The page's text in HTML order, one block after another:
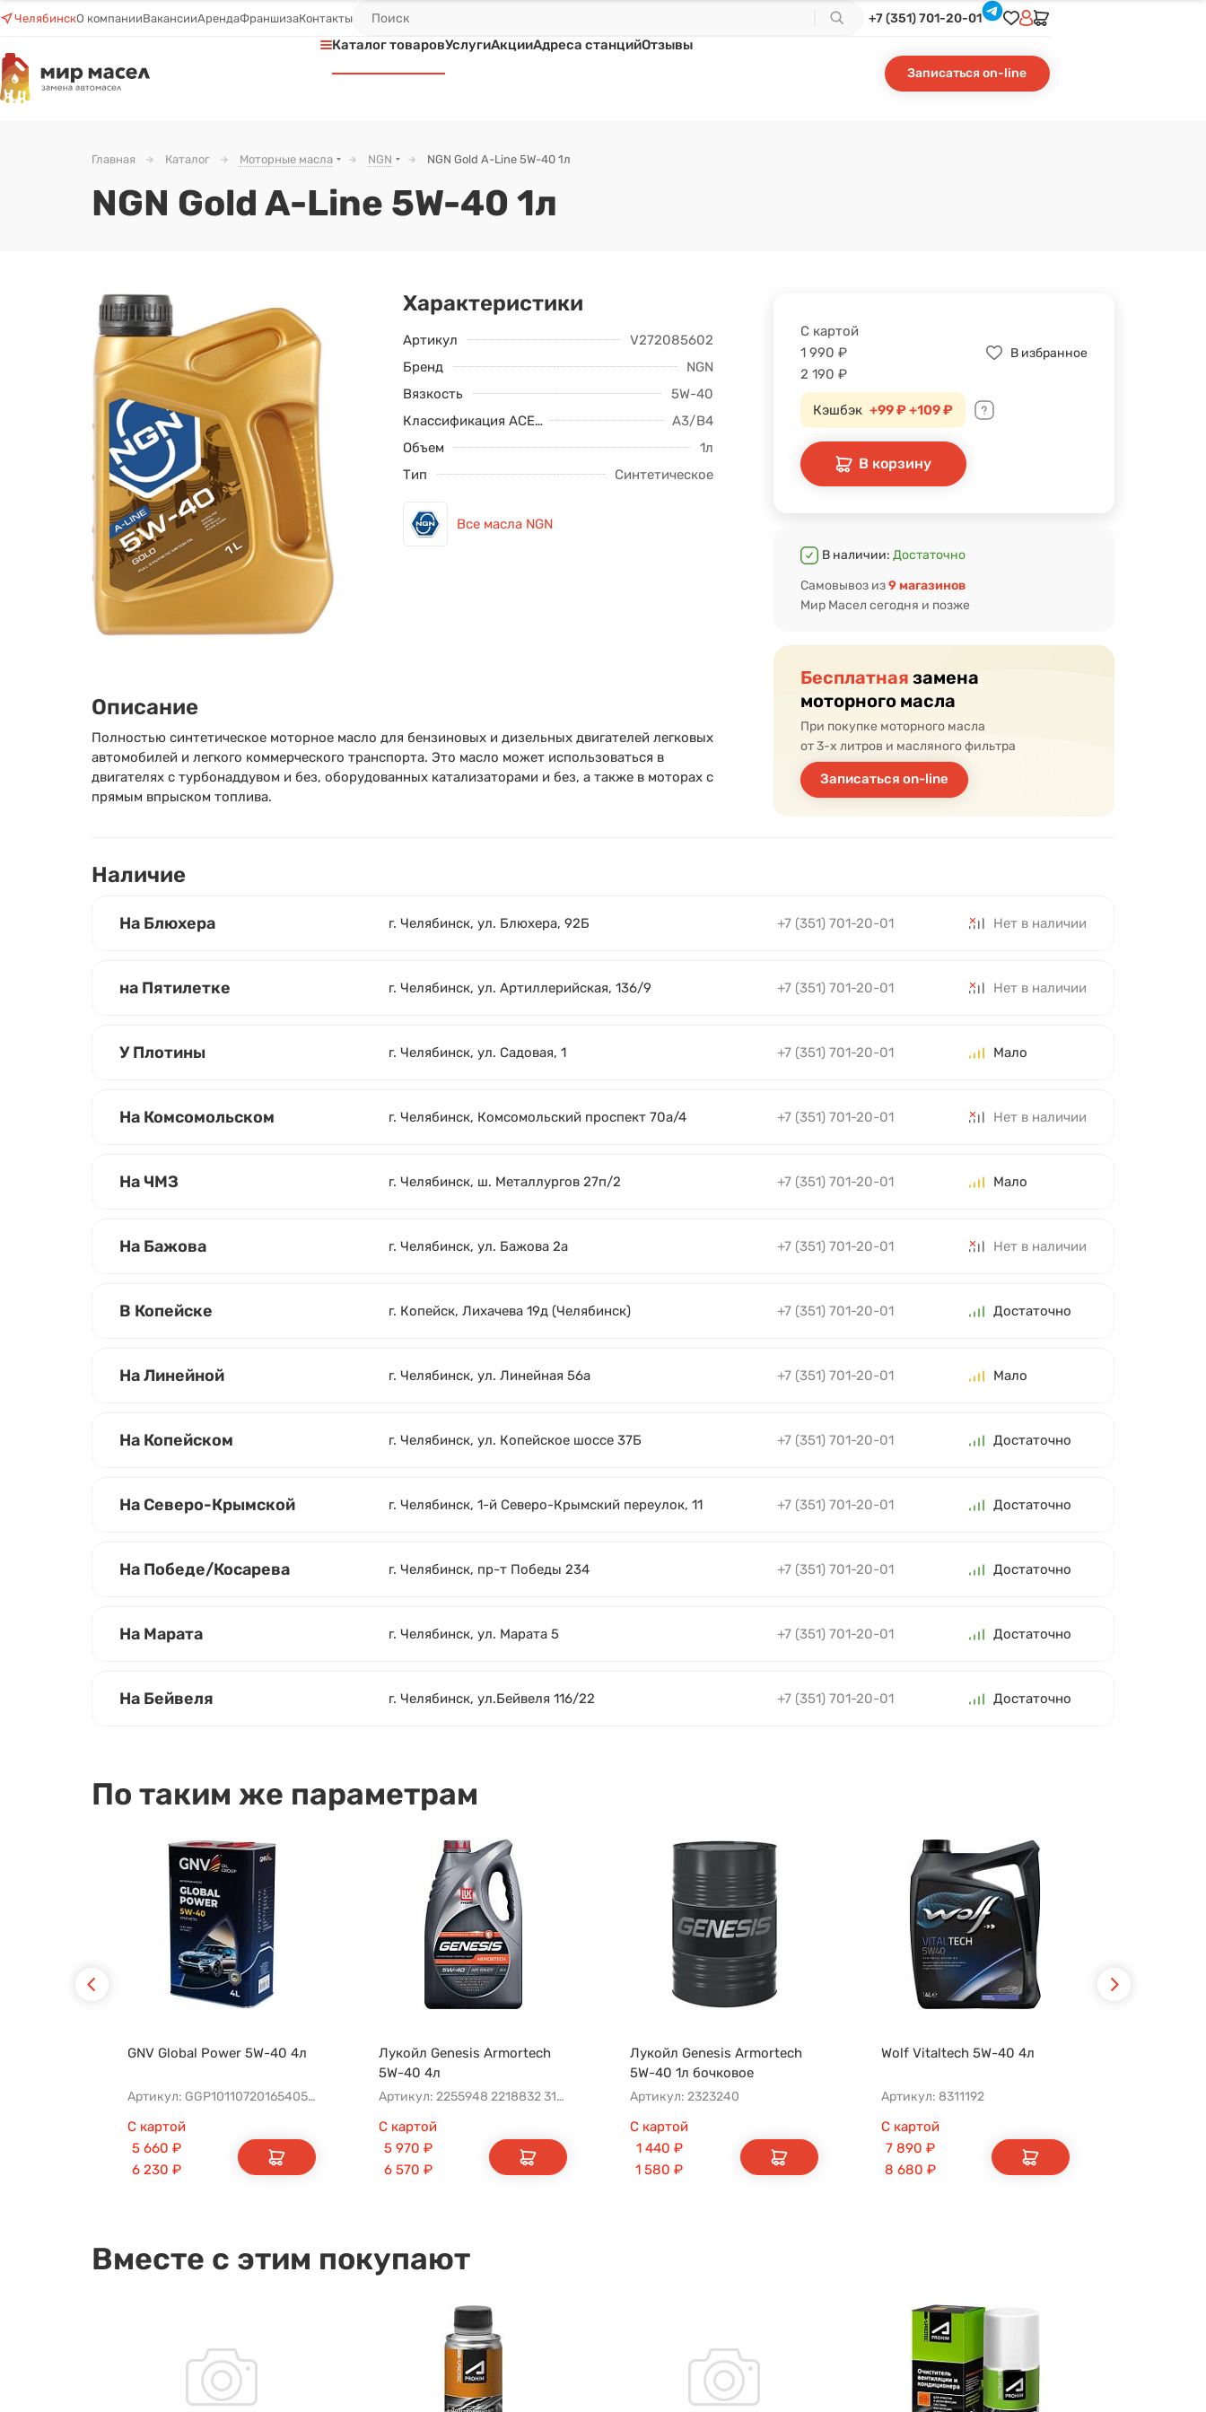
ЧелябинскО компанииВакансииАрендаФраншизаКонтакты +7 (351) 701-20-01
Каталог товаровУслугиАкцииАдреса станцийОтзывы
Записаться on-line
Главная Каталог Моторные масла NGN NGN Gold A-Line 5W-40 1л
NGN Gold A-Line 5W-40 1л
Характеристики
Артикул
V272085602
Бренд
NGN
Вязкость
5W-40
Классификация ACEA
A3/B4
Объем
1л
Тип
Синтетическое
Все масла NGN
Описание
Полностью синтетическое моторное масло для бензиновых и дизельных двигателей легковых
автомобилей и легкого коммерческого транспорта. Это масло может использоваться в
двигателях с турбонаддувом и без, оборудованных катализаторами и без, а также в моторах с
прямым впрыском топлива.
С картой
1 990 ₽
2 190 ₽
В избранное
Кэшбэк +99 ₽+109 ₽
В корзину
В наличии: Достаточно
Самовывоз из9 магазинов
Мир Масел сегодня и позже
Бесплатная замена
моторного масла
При покупке моторного масла
от 3-х литров и масляного фильтра
Записаться on-line
Наличие
На Блюхера г. Челябинск, ул. Блюхера, 92Б +7 (351) 701-20-01 Нет в наличии
на Пятилетке г. Челябинск, ул. Артиллерийская, 136/9 +7 (351) 701-20-01 Нет в наличии
У Плотины г. Челябинск, ул. Садовая, 1 +7 (351) 701-20-01 Мало
На Комсомольском г. Челябинск, Комсомольский проспект 70а/4 +7 (351) 701-20-01 Нет в наличии
На ЧМЗ г. Челябинск, ш. Металлургов 27п/2 +7 (351) 701-20-01 Мало
На Бажова г. Челябинск, ул. Бажова 2а +7 (351) 701-20-01 Нет в наличии
В Копейске г. Копейск, Лихачева 19д (Челябинск) +7 (351) 701-20-01 Достаточно
На Линейной г. Челябинск, ул. Линейная 56а +7 (351) 701-20-01 Мало
На Копейском г. Челябинск, ул. Копейское шоссе 37Б +7 (351) 701-20-01 Достаточно
На Северо-Крымской г. Челябинск, 1-й Северо-Крымский переулок, 11 +7 (351) 701-20-01 Достаточно
На Победе/Косарева г. Челябинск, пр-т Победы 234 +7 (351) 701-20-01 Достаточно
На Марата г. Челябинск, ул. Марата 5 +7 (351) 701-20-01 Достаточно
На Бейвеля г. Челябинск, ул.Бейвеля 116/22 +7 (351) 701-20-01 Достаточно
По таким же параметрам
GNV Global Power 5W-40 4л
Артикул: GGP1011072016540540004
С картой
5 660 ₽
6 230 ₽
Лукойл Genesis Armortech
5W-40 4л
Артикул: 2255948 2218832 3148675
С картой
5 970 ₽
6 570 ₽
Лукойл Genesis Armortech
5W-40 1л бочковое
Артикул: 2323240
С картой
1 440 ₽
1 580 ₽
Wolf Vitaltech 5W-40 4л
Артикул: 8311192
С картой
7 890 ₽
8 680 ₽
Вместе с этим покупают